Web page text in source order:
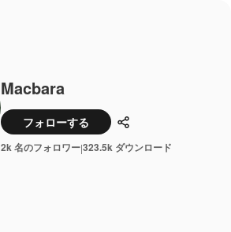
Macbara
フォローする 共有
2k 名のフォロワー|323.5k ダウンロード